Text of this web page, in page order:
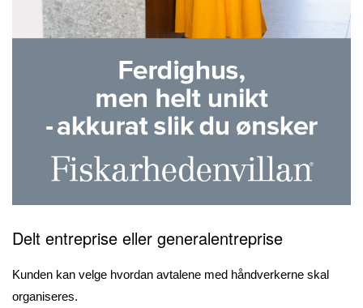
Delt entreprise eller generalentreprise
Kunden kan velge hvordan avtalene med håndverkerne skal
organiseres.